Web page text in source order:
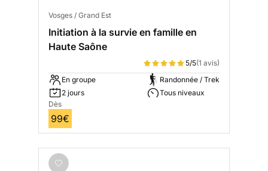
Vosges / Grand Est
Initiation à la survie en famille en
Haute Saône
5/5(1 avis)
En groupe
2 jours
Randonnée / Trek
Tous niveaux
Dès
99€